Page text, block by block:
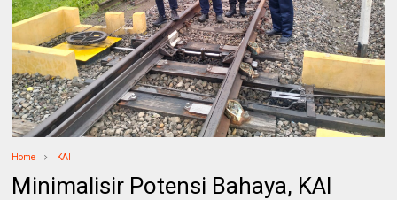
Home KAI
Minimalisir Potensi Bahaya, KAI